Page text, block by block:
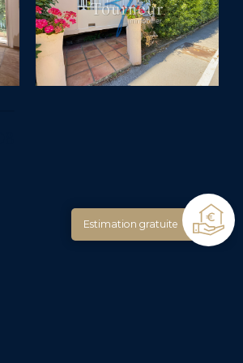
Estimation gratuite